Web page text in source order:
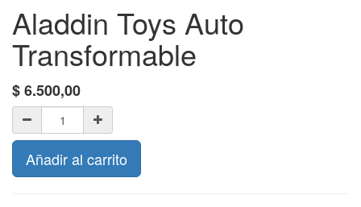
Aladdin Toys Auto
Transformable
$6.500,00
Añadir al carrito